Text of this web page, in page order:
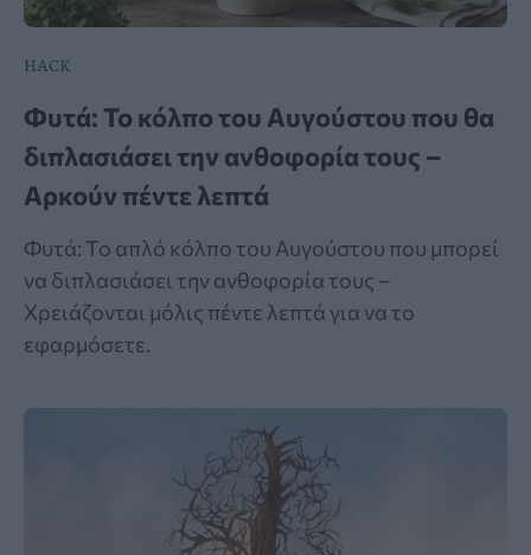
HACK
Φυτά: Το κόλπο του Αυγούστου που θα
διπλασιάσει την ανθοφορία τους –
Αρκούν πέντε λεπτά
Φυτά: Το απλό κόλπο του Αυγούστου που μπορεί
να διπλασιάσει την ανθοφορία τους –
Χρειάζονται μόλις πέντε λεπτά για να το
εφαρμόσετε.